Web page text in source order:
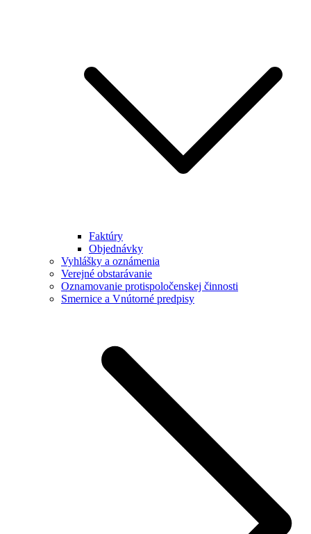
Faktúry
Objednávky
Vyhlášky a oznámenia
Verejné obstarávanie
Oznamovanie protispoločenskej činnosti
Smernice a Vnútorné predpisy